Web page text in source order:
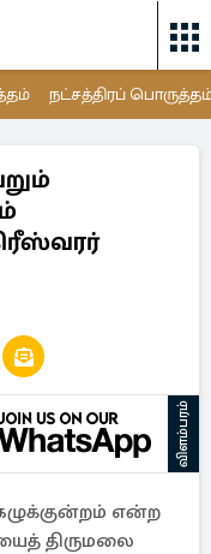
நட்சத்திரப்
விளம்பரம்
என்ற
திருமலை